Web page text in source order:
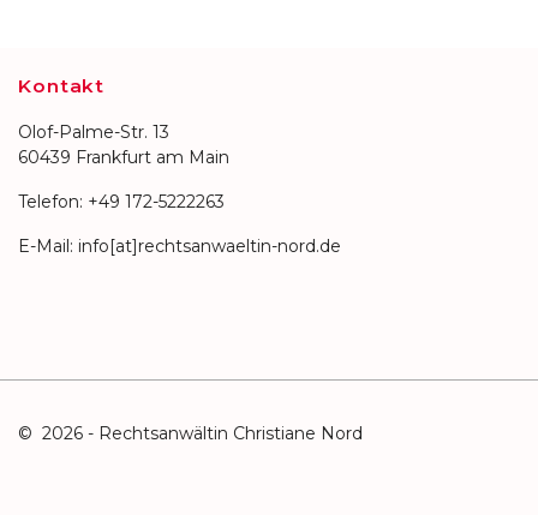
Kontakt
Olof-Palme-Str. 13
60439 Frankfurt am Main
Telefon: +49 172-5222263
E-Mail: info[at]rechtsanwaeltin-nord.de
© 2026 - Rechtsanwältin Christiane Nord